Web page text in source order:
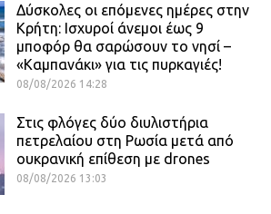
Δύσκολες οι επόμενες ημέρες στην
Κρήτη: Ισχυροί άνεμοι έως 9
μποφόρ θα σαρώσουν το νησί –
«Καμπανάκι» για τις πυρκαγιές!
08/08/2026 14:28
Στις φλόγες δύο διυλιστήρια
πετρελαίου στη Ρωσία μετά από
ουκρανική επίθεση με drones
08/08/2026 13:03